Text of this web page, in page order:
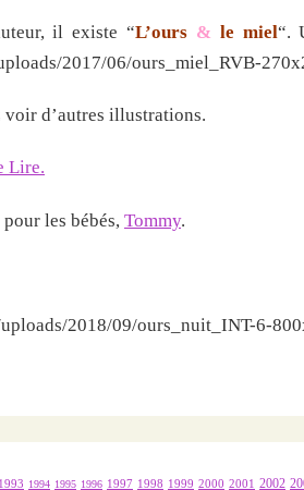
il existe “L’ours & le miel“.
voir d’autres illustrations.
Lire.
les bébés, Tommy.
1993 1994 1995 1996 1997 1998 1999 2000 2001 2002